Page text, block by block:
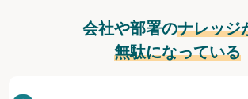
会社や部署のナレッジ
無駄になっている